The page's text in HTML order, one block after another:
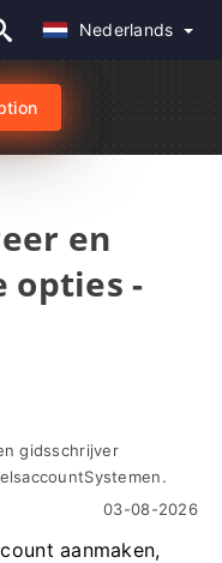
Nederlands
en
opties -
gidsschrijver
03-08-2026
aanmaken,